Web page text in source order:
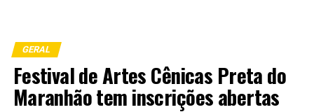
GERAL
Festival de Artes Cênicas Preta do
Maranhão tem inscrições abertas